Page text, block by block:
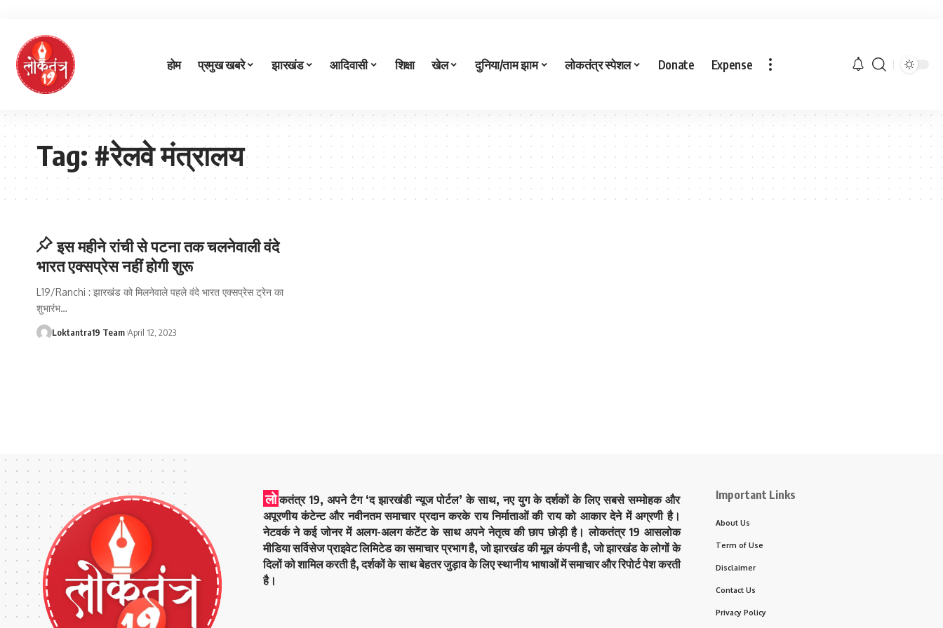
होम प्रमुख खबरे झारखंड आदिवासी शिक्षा खेल दुनिया/ताम झाम लोकतंत्र स्पेशल Donate Expense
Tag:#रेलवे मंत्रालय
इस महीने रांची से पटना तक चलनेवाली वंदे
भारत एक्सप्रेस नहीं होगी शुरू
L19/Ranchi : झारखंड को मिलनेवाले पहले वंदे भारत एक्सप्रेस ट्रेन का
शुभारंभ…
Loktantra19 Team April 12, 2023
लो कतंत्र 19, अपने टैग ‘द झारखंडी न्यूज पोर्टल’ के साथ, नए युग के दर्शकों के लिए सबसे सम्मोहक और
अपूरणीय कंटेन्ट और नवीनतम समाचार प्रदान करके राय निर्माताओं की राय को आकार देने में अग्रणी है।
नेटवर्क ने कई जोनर में अलग-अलग कंटेंट के साथ अपने नेतृत्व की छाप छोड़ी है। लोकतंत्र 19 आसलोक
मीडिया सर्विसेज प्राइवेट लिमिटेड का समाचार प्रभाग है, जो झारखंड की मूल कंपनी है, जो झारखंड के लोगों के
दिलों को शामिल करती है, दर्शकों के साथ बेहतर जुड़ाव के लिए स्थानीय भाषाओं में समाचार और रिपोर्ट पेश करती
है।
Important Links
About Us
Term of Use
Disclaimer
Contact Us
Privacy Policy